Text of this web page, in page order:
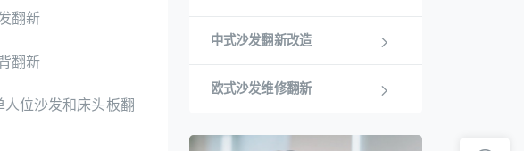
中式沙发翻新改造
欧式沙发维修翻新